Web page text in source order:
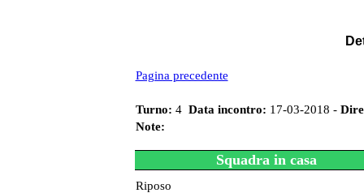
Pagina precedente
Turno: 4 Data incontro: 17-03-2018 -
Note:
Squadra in casa
Riposo